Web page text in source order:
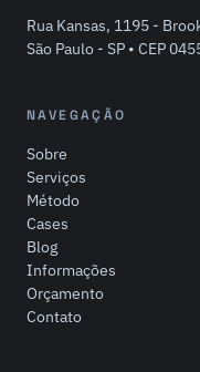
Rua Kansas, 1195 -
São Paulo - SP • CEP
NAVEGAÇÃO
Sobre
Serviços
Método
Cases
Blog
Informações
Orçamento
Contato